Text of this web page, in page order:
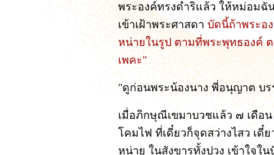
พระองค์ทรงดำริแล้ว ให้หม่อมฉั
เข้าเฝ้าพระศาสดา บัดนี้ถ้าพระอ
หน่ายในรูป ตามที่พระพุทธองค์
เพคะ"
"ดูก่อนพระน้องนาง พี่อนุญาต บร
เมื่อภิกษุณีเขมาบวชแล้ว ๗ เดือ
โคมไฟ ที่เดี๋ยวก็จุดสว่างไสว เดี๋
หน่าย ในสังขารทั้งปวง เข้าใจ